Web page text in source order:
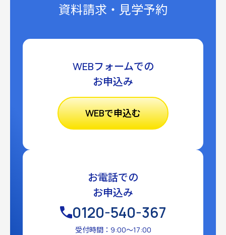
資料請求・見学予約
WEBフォームでの
お申込み
WEBで申込む
お電話での
お申込み
0120-540-367
受付時間：9:00〜17:00